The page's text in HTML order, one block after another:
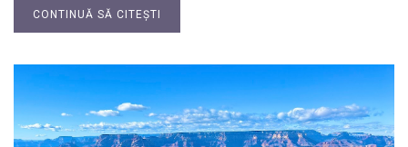
CONTINUĂ SĂ CITEȘTI